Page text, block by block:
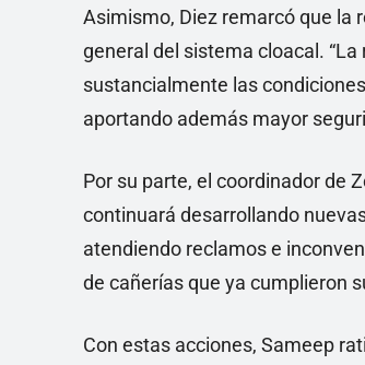
Asimismo, Diez remarcó que la
general del sistema cloacal.
sustancialmente las
aportando además mayor
Por su parte, el coordinador de
continuará desarrollando
atendiendo reclamos e
de cañerías que ya cumplieron
Con estas acciones, Sameep